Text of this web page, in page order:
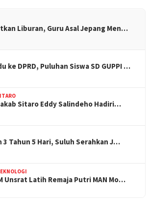
Liburan, Guru Asal Jepang Men…
ke DPRD, Puluhan Siswa SD GUPPI …
Sitaro Eddy Salindeho Hadiri…
3 Tahun 5 Hari, Suluh Serahkan J…
Unsrat Latih Remaja Putri MAN Mo…